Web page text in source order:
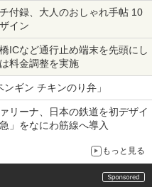
付録、大人のおしゃれ手帖 10
イン
ICなど通行止め端末を先頭にし
料金調整を実施
ギン チキンのり弁」
リーナ、日本の鉄道を初デザイ
」をなにわ筋線へ導入
もっと見る